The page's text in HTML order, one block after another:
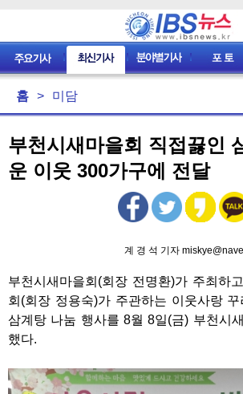
홈 > 미담
부천시새마을회 직접끓인
운 이웃 300가구에 전달
계 경 석 기자
부천시새마을회(회장 전명환)가 주최하
회(회장 정용숙)가 주관하는 이웃사랑
삼계탕 나눔 행사를 8월 8일(금) 부천시
했다.